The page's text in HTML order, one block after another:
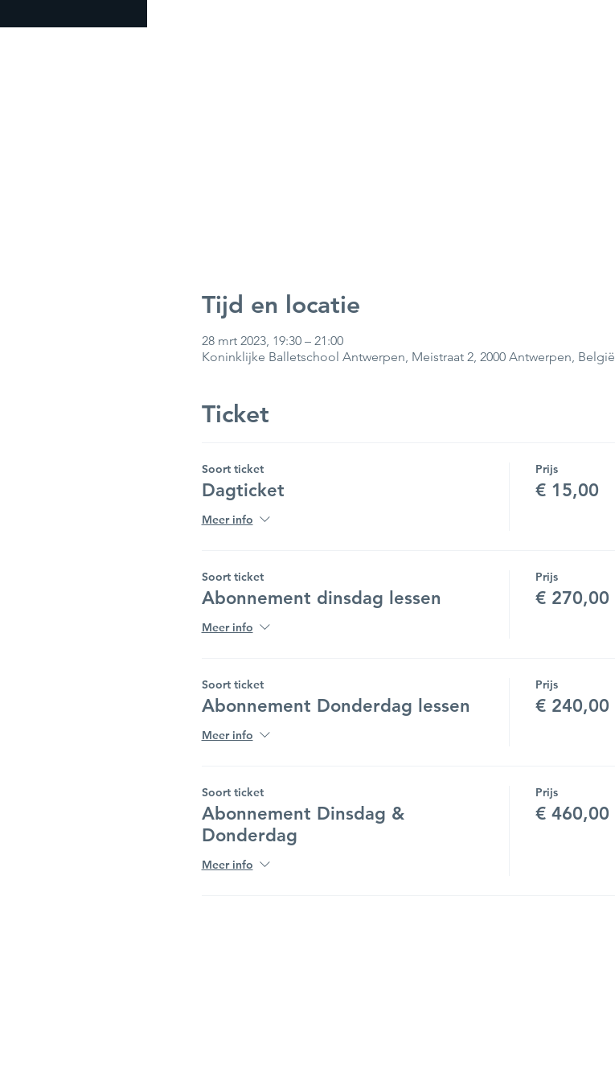
Tijd en locatie
28 mrt 2023, 19:30 – 21:00
Koninklijke Balletschool Antwerpen, Meistraat 2, 2000 Antwerpen, België
Ticket
Soort ticket
Dagticket
Meer info
Prijs
€ 15,00
Soort ticket
Abonnement dinsdag lessen
Meer info
Prijs
€ 270,00
Soort ticket
Abonnement Donderdag lessen
Meer info
Prijs
€ 240,00
Soort ticket
Abonnement Dinsdag &
Donderdag
Meer info
Prijs
€ 460,00